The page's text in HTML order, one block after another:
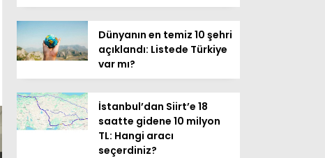
Dünyanın en temiz 10 şehri
açıklandı: Listede Türkiye
var mı?
İstanbul’dan Siirt’e 18
saatte gidene 10 milyon
TL: Hangi aracı
seçerdiniz?